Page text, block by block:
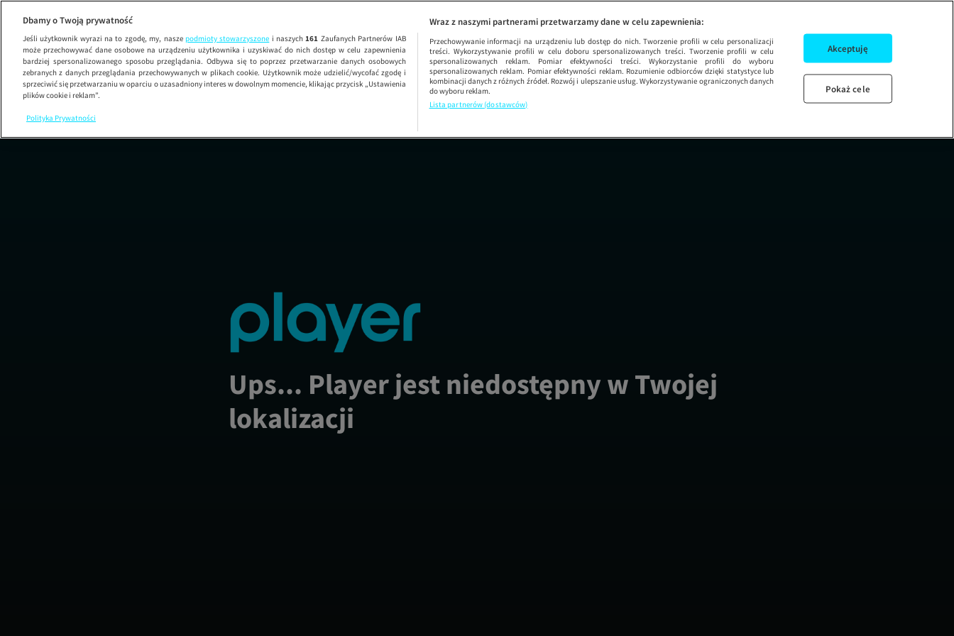
Gosia i Ernest: Nowe
ODCINEK 16
Ups... Player jest niedostępny w Twojej
lokalizacji
Dbamy o Twoją prywatność
Jeśli użytkownik wyrazi na to zgodę, my, nasze podmioty stowarzyszone i naszych161 Zaufanych Partnerów IAB
może przechowywać dane osobowe na urządzeniu użytkownika i uzyskiwać do nich dostęp w celu zapewnienia
bardziej spersonalizowanego sposobu przeglądania. Odbywa się to poprzez przetwarzanie danych osobowych
zebranych z danych przeglądania przechowywanych w plikach cookie. Użytkownik może udzielić/wycofać zgodę i
sprzeciwić się przetwarzaniu w oparciu o uzasadniony interes w dowolnym momencie, klikając przycisk „Ustawienia
plików cookie i reklam”.
Polityka Prywatności
Wraz z naszymi partnerami przetwarzamy dane w celu zapewnienia:
Przechowywanie informacji na urządzeniu lub dostęp do nich. Tworzenie profili w celu personalizacji
treści. Wykorzystywanie profili w celu doboru spersonalizowanych treści. Tworzenie profili w celu
spersonalizowanych reklam. Pomiar efektywności treści. Wykorzystanie profili do wyboru
spersonalizowanych reklam. Pomiar efektywności reklam. Rozumienie odbiorców dzięki statystyce lub
kombinacji danych z różnych źródeł. Rozwój i ulepszanie usług. Wykorzystywanie ograniczonych danych
do wyboru reklam.
Lista partnerów (dostawców)
Akceptuję
Pokaż cele